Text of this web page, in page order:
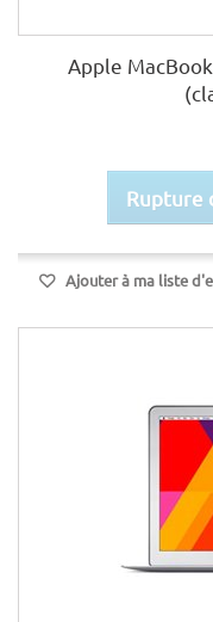
Apple
Rupture
Ajouter à ma liste